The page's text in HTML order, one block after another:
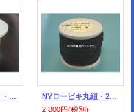
NYロービキ 平紐 ・3ミリ (５)ベージュ 約50Mボビン巻
NYロービキ丸紐・2ミリ (29)紺 約50Mボビン巻
2,800円(税別)